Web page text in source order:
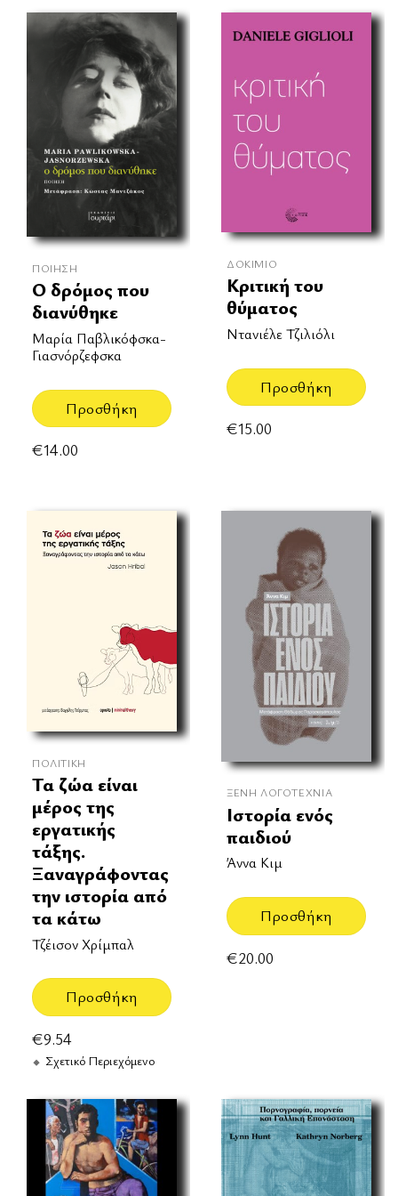
ΠΟΊΗΣΗ
Ο δρόμος που
διανύθηκε
Μαρία Παβλικόφσκα-
Γιασνόρζεφσκα
Προσθήκη
€14.00
ΔΟΚΊΜΙΟ
Κριτική του
θύματος
Ντανιέλε Τζιλιόλι
Προσθήκη
€15.00
ΠΟΛΙΤΙΚΉ
Τα ζώα είναι
μέρος της
εργατικής
τάξης.
Ξαναγράφοντας
την ιστορία από
τα κάτω
Τζέισον Χρίμπαλ
Προσθήκη
€9.54
Σχετικό Περιεχόμενο
ΞΈΝΗ ΛΟΓΟΤΕΧΝΊΑ
Ιστορία ενός
παιδιού
Άννα Κιμ
Προσθήκη
€20.00